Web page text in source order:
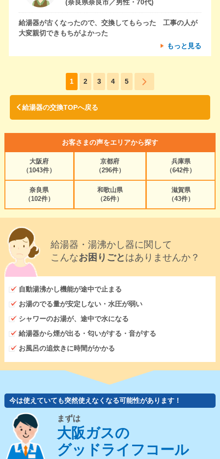
(奈良県奈良市／男性・70代)
給湯器が古くなったので、交換してもらった 工事の人が
大変親切できもちがよかった
もっと見る
1 2 3 4 5
給湯器の交換TOPへ戻る
お客さまの声をエリアから探す
大阪府
（1043件）
京都府
（296件）
兵庫県
（642件）
奈良県
（102件）
和歌山県
（26件）
滋賀県
（43件）
給湯器・湯沸かし器に関して
こんなお困りごとはありませんか？
自動湯沸かし機能が途中で止まる
お湯のでる量が安定しない・水圧が弱い
シャワーのお湯が、途中で水になる
給湯器から煙が出る・匂いがする・音がする
お風呂の追炊きに時間がかかる
今は使えていても突然使えなくなる可能性があります！
まずは
大阪ガスの
グッドライフコール